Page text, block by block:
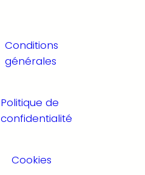
Conditions
générales
Politique de
confidentialité
Cookies